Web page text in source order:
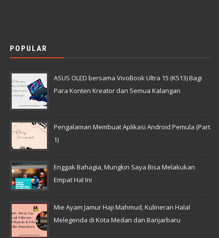
POPULAR
ASUS OLED bersama VivoBook Ultra 15 (K513) Bagi
Para Konten Kreator dan Semua Kalangan
Pengalaman Membuat Aplikasi Android Pemula (Part
1)
Enggak Bahagia, Mungkin Saya Bisa Melakukan
Empat Hal Ini
Mie Ayam Jamur Haji Mahmud, Kulineran Halal
Melegenda di Kota Medan dan Banjarbaru